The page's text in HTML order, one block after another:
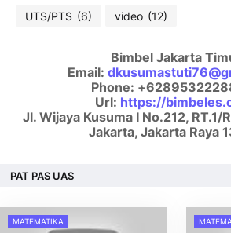
UTS/PTS (6) video (12)
Bimbel Jakarta
Email:
Phone:
Url: https://
Jl. Wijaya Kusuma I No.212, RT.1/
Jakarta, Jakarta Raya
PAT PAS UAS
MATEMATIKA